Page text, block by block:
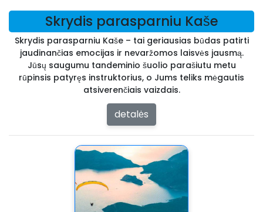
Skrydis parasparniu Kaše
Skrydis parasparniu Kaše – tai geriausias būdas patirti
jaudinančias emocijas ir nevaržomos laisvės jausmą.
Jūsų saugumu tandeminio šuolio parašiutu metu
rūpinsis patyręs instruktorius, o Jums teliks mėgautis
atsiverenčiais vaizdais.
detalės